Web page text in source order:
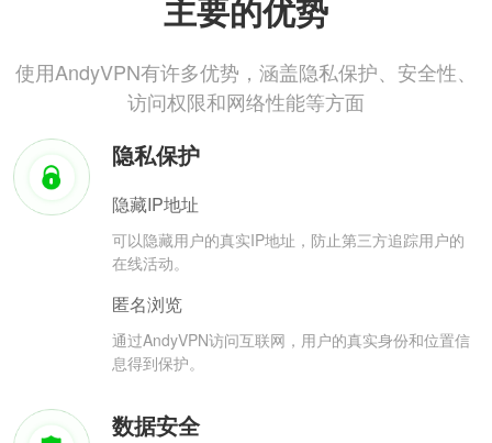
主要的优势
使用AndyVPN有许多优势，涵盖隐私保护、安全性、
访问权限和网络性能等方面
隐私保护
隐藏IP地址
可以隐藏用户的真实IP地址，防止第三方追踪用户的
在线活动。
匿名浏览
通过AndyVPN访问互联网，用户的真实身份和位置信
息得到保护。
数据安全